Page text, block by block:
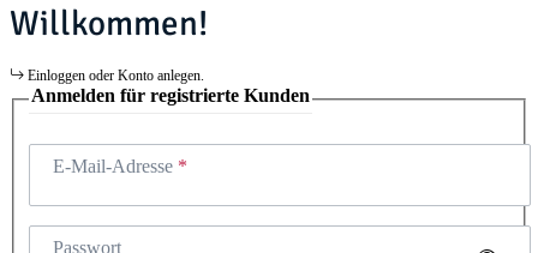
Willkommen!
Einloggen oder Konto anlegen.
Anmelden für registrierte Kunden
E-Mail-Adresse
Passwort